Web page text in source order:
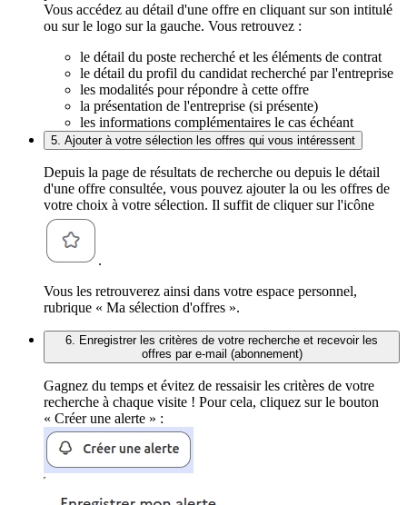
Vous accédez au détail d'une offre en cliquant sur son intitulé
ou sur le logo sur la gauche. Vous retrouvez :
le détail du poste recherché et les éléments de contrat
le détail du profil du candidat recherché par l'entreprise
les modalités pour répondre à cette offre
la présentation de l'entreprise (si présente)
les informations complémentaires le cas échéant
5. Ajouter à votre sélection les offres qui vous intéressent
Depuis la page de résultats de recherche ou depuis le détail
d'une offre consultée, vous pouvez ajouter la ou les offres de
votre choix à votre sélection. Il suffit de cliquer sur l'icône
.
Vous les retrouverez ainsi dans votre espace personnel,
rubrique « Ma sélection d'offres ».
6. Enregistrer les critères de votre recherche et recevoir les
offres par e-mail (abonnement)
Gagnez du temps et évitez de ressaisir les critères de votre
recherche à chaque visite ! Pour cela, cliquez sur le bouton
« Créer une alerte » :